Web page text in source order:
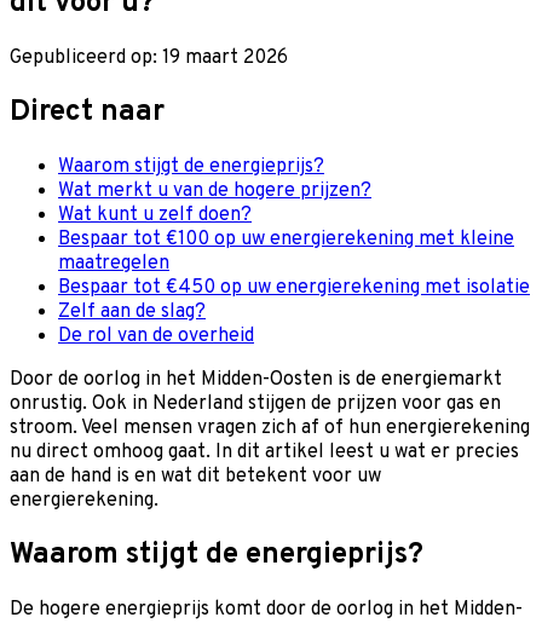
Gepubliceerd op: 19 maart 2026
Direct naar
Waarom stijgt de energieprijs?
Wat merkt u van de hogere prijzen?
Wat kunt u zelf doen?
Bespaar tot €100 op uw energierekening met kleine
maatregelen
Bespaar tot €450 op uw energierekening met isolatie
Zelf aan de slag?
De rol van de overheid
Door de oorlog in het Midden-Oosten is de energiemarkt
onrustig. Ook in Nederland stijgen de prijzen voor gas en
stroom. Veel mensen vragen zich af of hun energierekening
nu direct omhoog gaat. In dit artikel leest u wat er precies
aan de hand is en wat dit betekent voor uw
energierekening.
Waarom stijgt de energieprijs?
De hogere energieprijs komt door de oorlog in het Midden-